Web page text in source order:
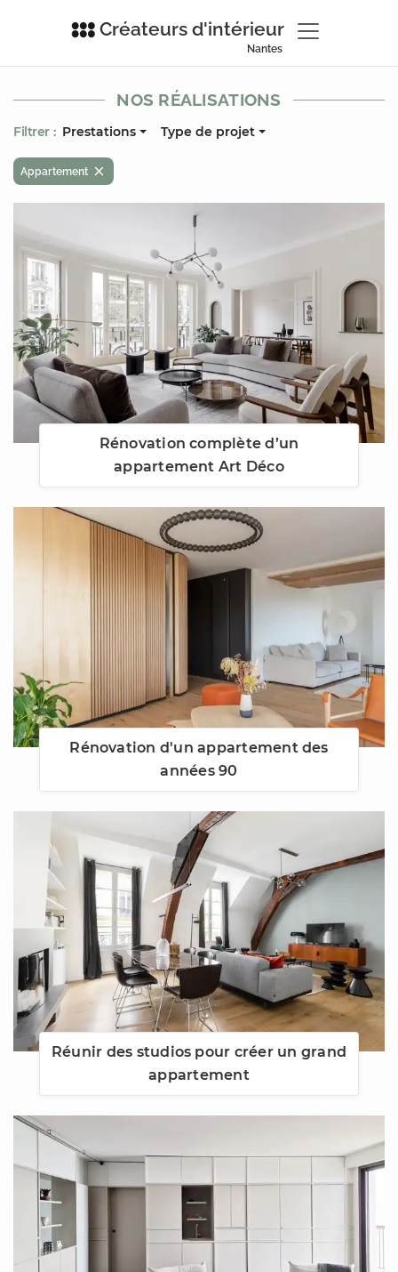
Créateurs d'intérieur
Nantes
NOS RÉALISATIONS
Filtrer : Prestations Type de projet
Appartement
Rénovation complète d’un
appartement Art Déco
Rénovation d'un appartement des
années 90
Réunir des studios pour créer un grand
appartement